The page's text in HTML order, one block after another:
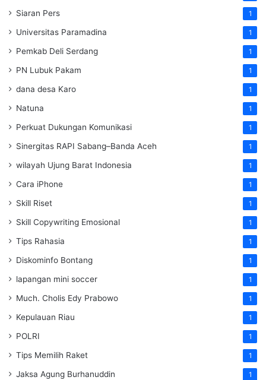
Siaran Pers 1
Universitas Paramadina 1
Pemkab Deli Serdang 1
PN Lubuk Pakam 1
dana desa Karo 1
Natuna 1
Perkuat Dukungan Komunikasi 1
Sinergitas RAPI Sabang–Banda Aceh 1
wilayah Ujung Barat Indonesia 1
Cara iPhone 1
Skill Riset 1
Skill Copywriting Emosional 1
Tips Rahasia 1
Diskominfo Bontang 1
lapangan mini soccer 1
Much. Cholis Edy Prabowo 1
Kepulauan Riau 1
POLRI 1
Tips Memilih Raket 1
Jaksa Agung Burhanuddin 1